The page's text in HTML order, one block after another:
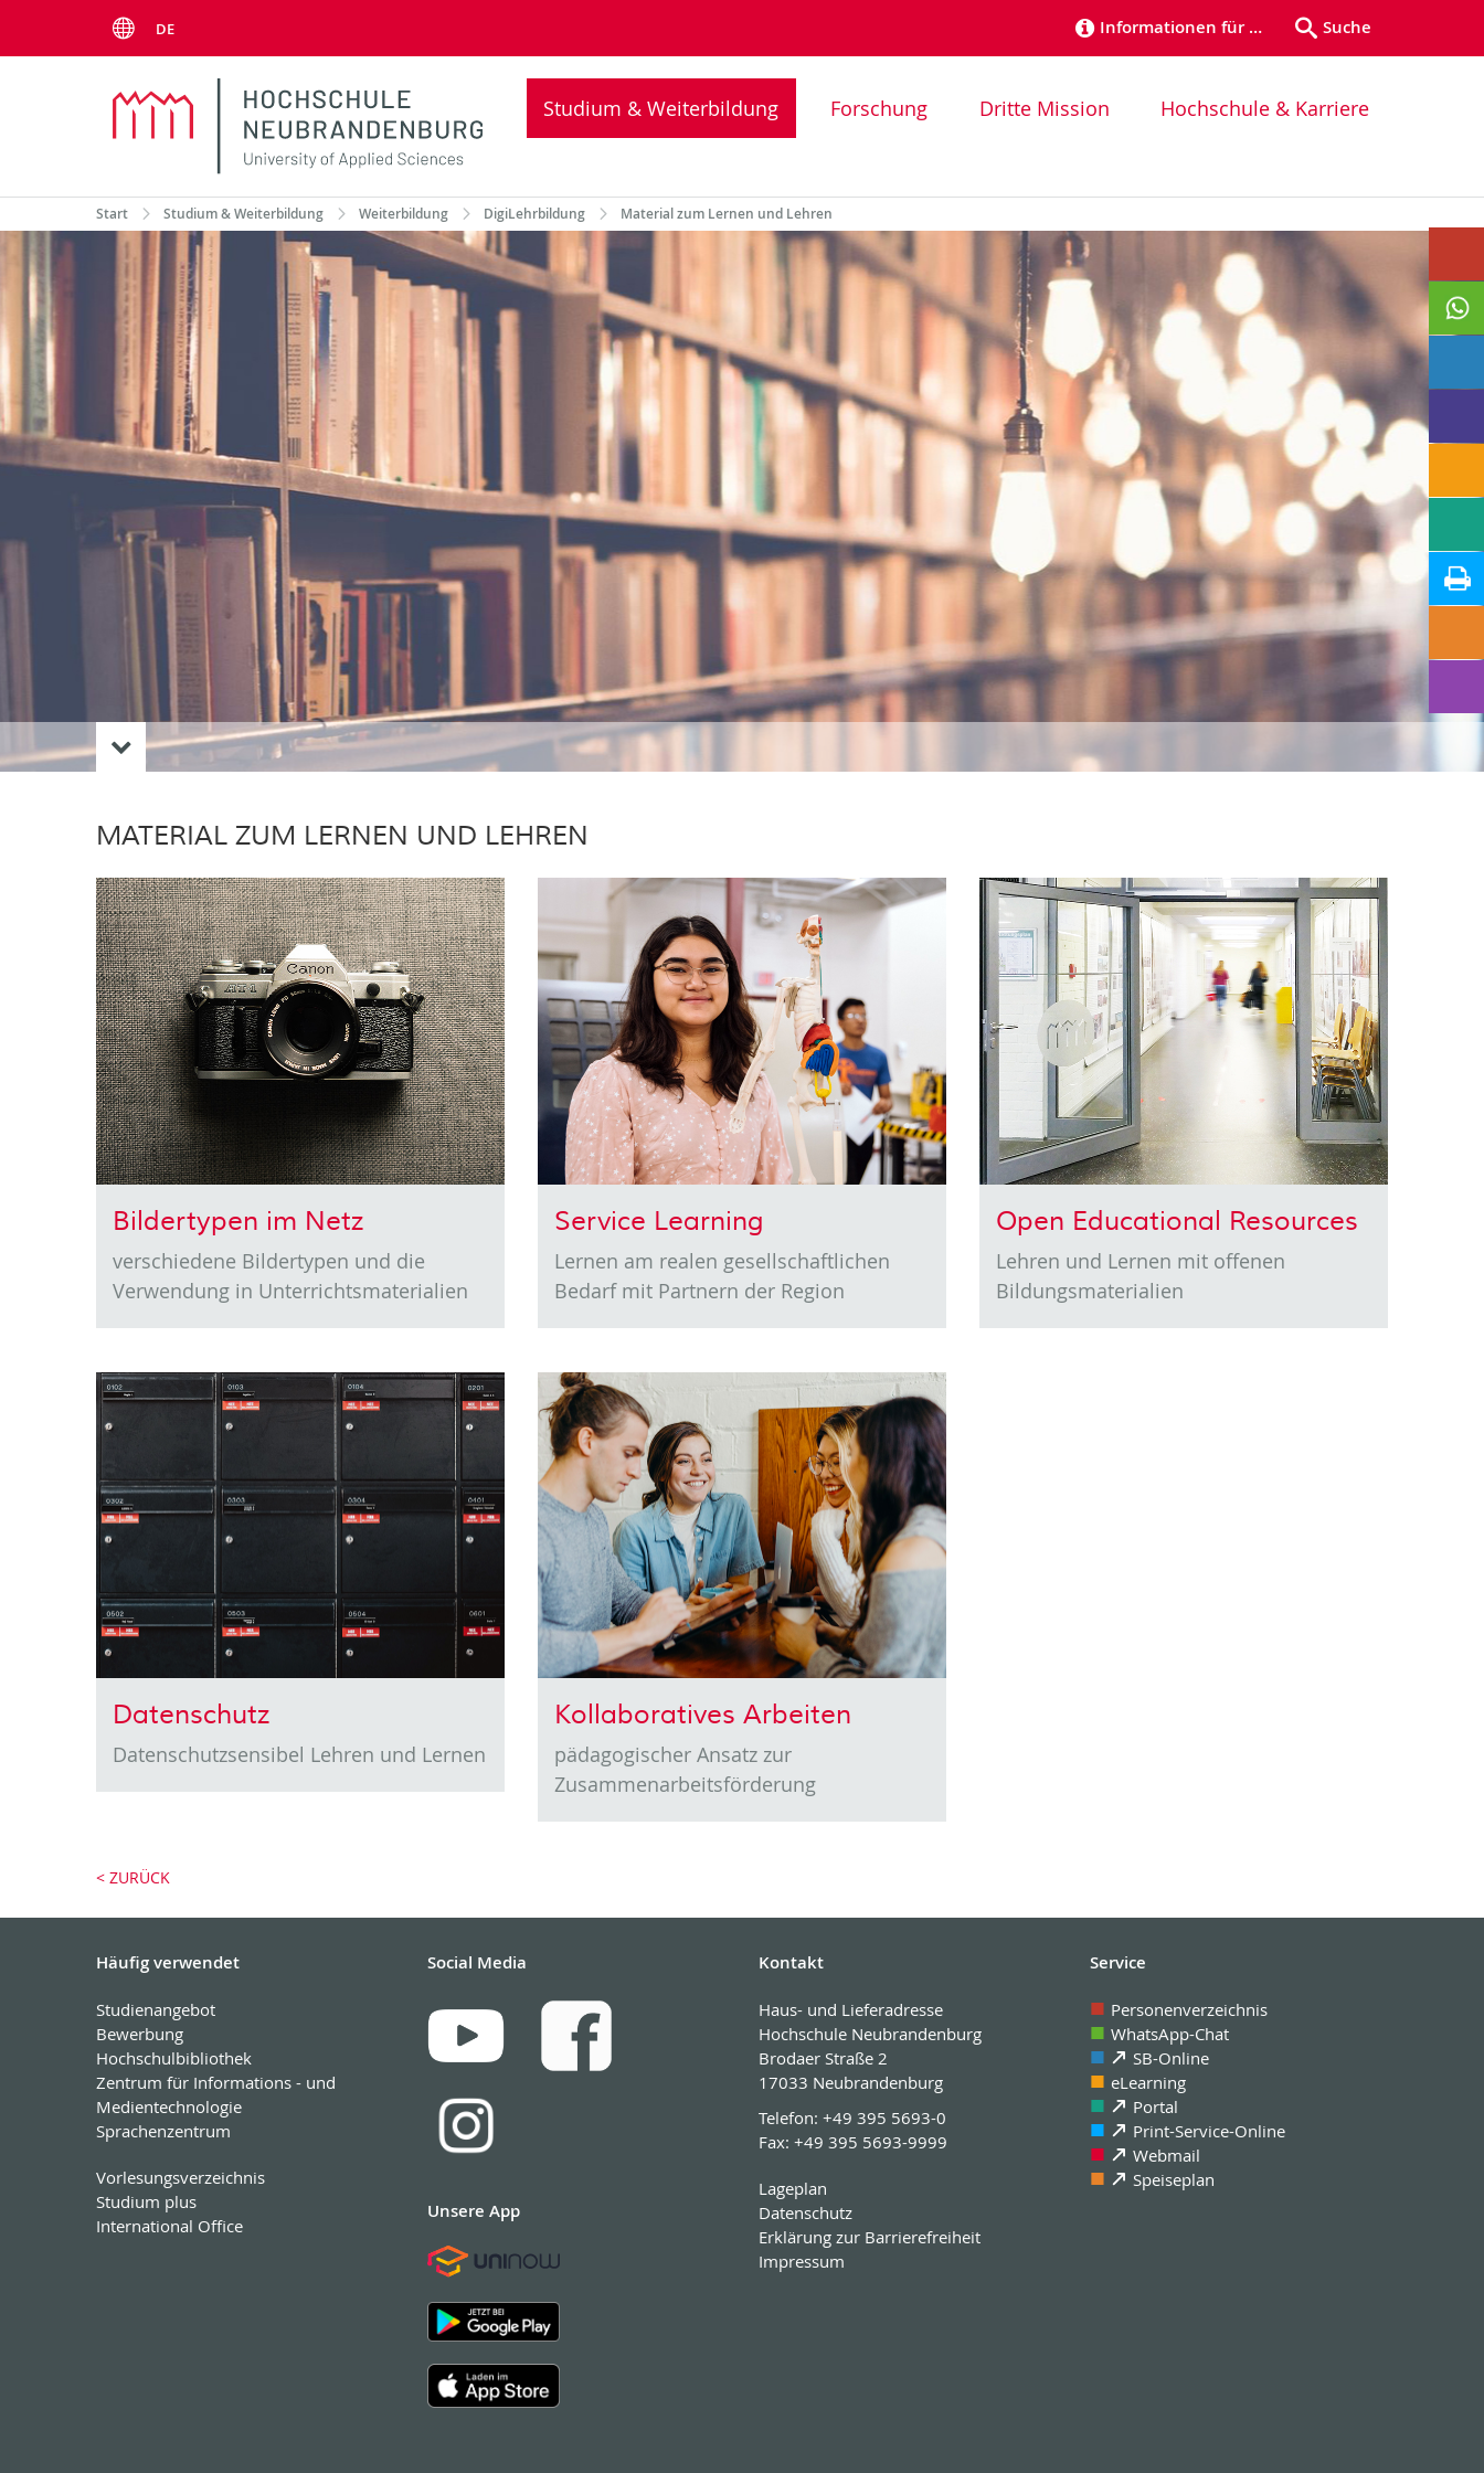
DE Informationen für … Suche
Studium & Weiterbildung Forschung Dritte Mission Hochschule & Karriere
Start Studium & Weiterbildung Weiterbildung DigiLehrbildung Material zum Lernen und Lehren
MATERIAL ZUM LERNEN UND LEHREN
Bildertypen im Netz
verschiedene Bildertypen und die
Verwendung in Unterrichtsmaterialien
Service Learning
Lernen am realen gesellschaftlichen
Bedarf mit Partnern der Region
Open Educational Resources
Lehren und Lernen mit offenen
Bildungsmaterialien
Datenschutz
Datenschutzsensibel Lehren und Lernen
Kollaboratives Arbeiten
pädagogischer Ansatz zur
Zusammenarbeitsförderung
< ZURÜCK
Häufig verwendet
Studienangebot
Bewerbung
Hochschulbibliothek
Zentrum für Informations - und
Medientechnologie
Sprachenzentrum
Vorlesungsverzeichnis
Studium plus
International Office
Social Media
Unsere App
Kontakt
Haus- und Lieferadresse
Hochschule Neubrandenburg
Brodaer Straße 2
17033 Neubrandenburg
Telefon: +49 395 5693-0
Fax: +49 395 5693-9999
Lageplan
Datenschutz
Erklärung zur Barrierefreiheit
Impressum
Service
Personenverzeichnis
WhatsApp-Chat
SB-Online
eLearning
Portal
Print-Service-Online
Webmail
Speiseplan